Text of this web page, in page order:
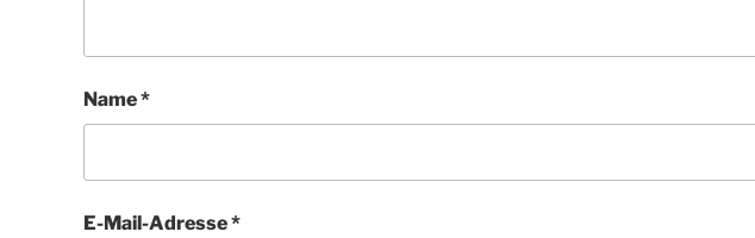
Name*
E-Mail-Adresse*